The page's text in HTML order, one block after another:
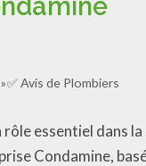
✅ Avis de Plombiers
essentiel dans
Condamine,